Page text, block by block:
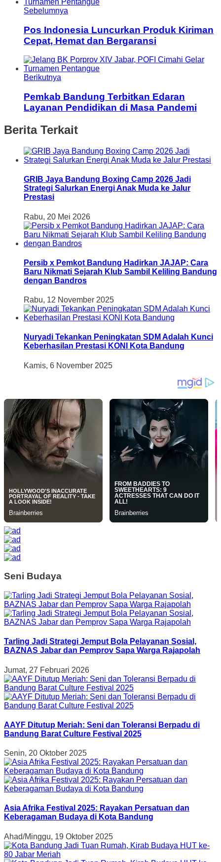
Sebelumnya
Pos Indonesia Luncurkan Produk Kiriman
Cepat, Hemat dan Bergaransi
Berikutnya
Pemkab Bandung Terbitkan Edaran
Layanan Pendidikan di Masa Pandemi
Berita Terkait
GRIB Jaya Bandung Boxing Camp 2026 Jadi
Strategi Salurkan Energi Anak Muda ke Jalur
Prestasi
Rabu, 20 Mei 2026
Persib x Pemkot Bandung Hadirkan JAJAP: Cara
Baru Nikmati Sejarah Klub Sambil Keliling Bandung
dengan Bandros
Rabu, 12 November 2025
Nuryadi Tekankan Peningkatan SDM Adalah Kunci
Keberhasilan Prestasi KONI Kota Bandung
Kamis, 6 November 2025
Seni Budaya
Tarling Jadi Strategi Jemput Bola Pelayanan Sosial,
BAZNAS Jabar dan Pemprov Sapa Warga Rajapolah
Jumat, 27 Februari 2026
AAYF Ditutup Meriah: Seni dan Toleransi Berpadu di
Bandung Barat Culture Festival 2025
Senin, 20 Oktober 2025
Asia Afrika Festival 2025: Rayakan Persatuan dan
Keberagaman Budaya di Kota Bandung
Ahad/Minggu, 19 Oktober 2025